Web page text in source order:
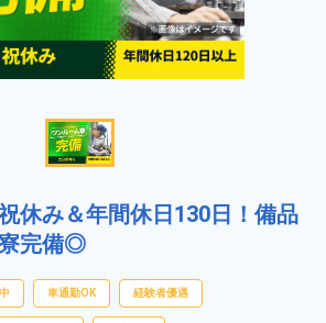
休み＆年間休日130日！備品
完備◎
車通勤OK 経験者優遇